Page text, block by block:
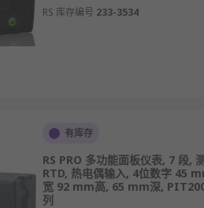
、浊度、色度等参数，保证产品
应物种类和浓度、产品纯度等参
行状态，实现自动控制和保护，
现对生产过程的控制和调节，提
Sifam Tinsley
，线上下单满额免运费。
RS 库存编号 233-3534
有库存
RS PRO 多功能面板仪表, 7 段,
RTD, 热电偶输入, 4位数字 45
宽 92 mm高, 65 mm深,
列